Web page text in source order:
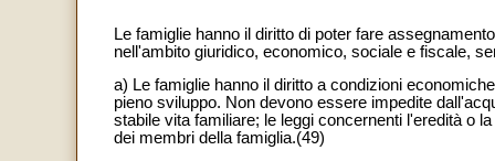
Le famiglie hanno il diritto di poter fare
nell'ambito giuridico, economico, sociale e fiscale,
a) Le famiglie hanno il diritto a condizioni
pieno sviluppo. Non devono essere impedite
stabile vita familiare; le leggi concernenti l'eredità o
dei membri della famiglia.(49)